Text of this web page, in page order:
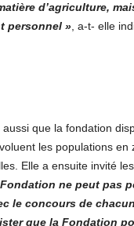
d’agriculture,
personnel », a-t- elle
que la fondation
les populations
Elle a ensuite invité
ne peut pas
le concours de
que la Fondation